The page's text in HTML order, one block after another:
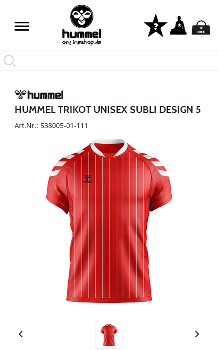
HUMMEL TRIKOT UNISEX SUBLI DESIGN 5
Art.Nr.: 538005-01-111